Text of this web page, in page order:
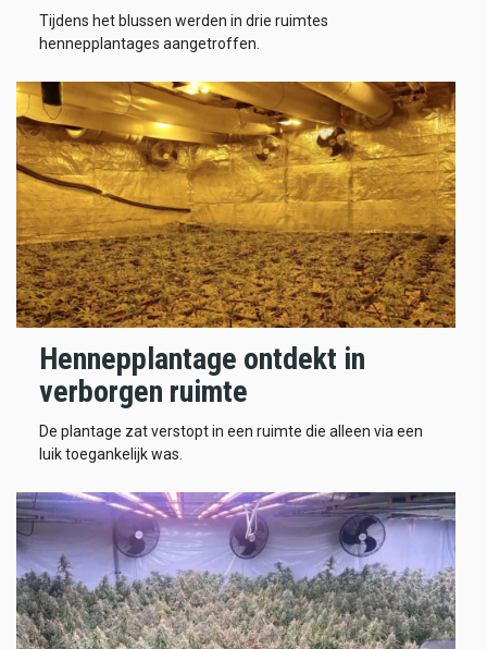
Tijdens het blussen werden in drie ruimtes
hennepplantages aangetroffen.
Hennepplantage ontdekt in
verborgen ruimte
De plantage zat verstopt in een ruimte die alleen via een
luik toegankelijk was.